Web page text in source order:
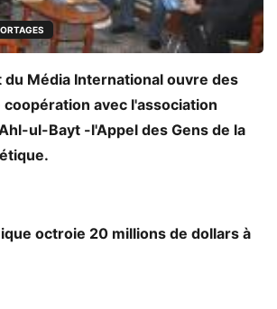
du Média International ouvre des
avec l'association
ul-Bayt -l'Appel des Gens de la
octroie 20 millions de dollars à